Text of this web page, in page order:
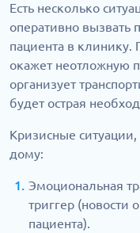
Есть несколько
оперативно вызвать
пациента в
окажет неотложную
организует
будет острая
Кризисные
дому:
Эмоциональная
триггер (новости
пациента).